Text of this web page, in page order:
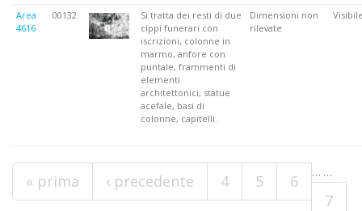
Area
4616
00132
Si tratta dei resti di due
cippi funerari con
iscrizioni, colonne in
marmo, anfore con
puntale, frammenti di
elementi
architettonici, statue
acefale, basi di
colonne, capitelli.
Dimensioni non
rilevate
Pagine
« prima ‹ precedente …
4 5
6
7
…